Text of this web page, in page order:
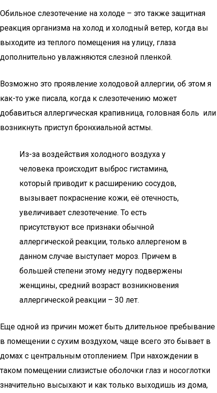
Обильное слезотечение на холоде – это также защитная
реакция организма на холод и холодный ветер, когда вы
выходите из теплого помещения на улицу, глаза
дополнительно увлажняются слезной пленкой.
Возможно это проявление холодовой аллергии, об этом я
как-то уже писала, когда к слезотечению может
добавиться аллергическая крапивница, головная боль или
возникнуть приступ бронхиальной астмы.
Из-за воздействия холодного воздуха у
человека происходит выброс гистамина,
который приводит к расширению сосудов,
вызывает покраснение кожи, её отечность,
увеличивает слезотечение. То есть
присутствуют все признаки обычной
аллергической реакции, только аллергеном в
данном случае выступает мороз. Причем в
большей степени этому недугу подвержены
женщины, средний возраст возникновения
аллергической реакции – 30 лет.
Еще одной из причин может быть длительное пребывание
в помещении с сухим воздухом, чаще всего это бывает в
домах с центральным отоплением. При нахождении в
таком помещении слизистые оболочки глаз и носоглотки
значительно высыхают и как только выходишь из дома,